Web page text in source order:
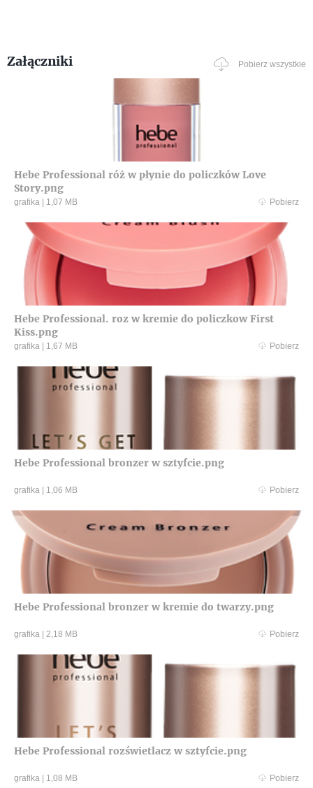
Załączniki Pobierz wszystkie
Hebe Professional róż w płynie do policzków Love
Story.png
grafika 1,07 MB Pobierz
Hebe Professional. roz w kremie do policzkow First
Kiss.png
grafika 1,67 MB Pobierz
Hebe Professional bronzer w sztyfcie.png
grafika 1,06 MB Pobierz
Hebe Professional bronzer w kremie do twarzy.png
grafika 2,18 MB Pobierz
Hebe Professional rozświetlacz w sztyfcie.png
grafika 1,08 MB Pobierz